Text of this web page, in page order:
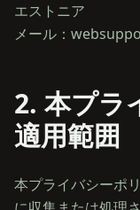
エストニア
2. 本プラ
適用範囲
本プライバシーポ